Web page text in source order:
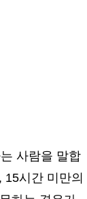
사람을 말합
시간 미만의